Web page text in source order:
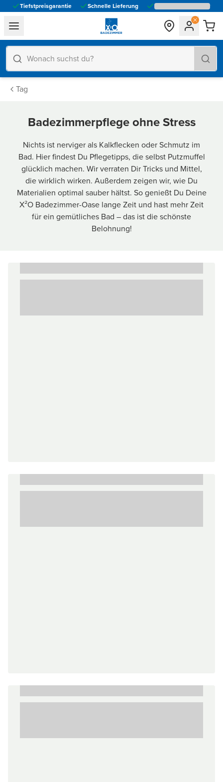
Tiefstpreisgarantie Schnelle Lieferung
general.navigation.toggle_menu.label
Tag
Badezimmerpflege ohne Stress
Nichts ist nerviger als Kalkflecken oder Schmutz im
Bad. Hier findest Du Pflegetipps, die selbst Putzmuffel
glücklich machen. Wir verraten Dir Tricks und Mittel,
die wirklich wirken. Außerdem zeigen wir, wie Du
Materialien optimal sauber hältst. So genießt Du Deine
X²O Badezimmer-Oase lange Zeit und hast mehr Zeit
für ein gemütliches Bad – das ist die schönste
Belohnung!